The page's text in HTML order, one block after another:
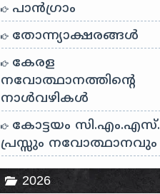
പാന്‍ഗ്രാം
തോന്ന്യാക്ഷരങ്ങള്‍
കേരള
നവോത്ഥാനത്തിന്റെ
നാൾവഴികൾ
കോട്ടയം സി.എം.എസ്.
പ്രസ്സും നവോത്ഥാനവും
2026